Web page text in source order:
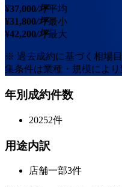
¥37,000/坪平均
¥31,800/坪最小
¥42,200/坪最大
※ 過去成約に基づく相場
集条件は業種・規模によ
年別成約件数
20252件
用途内訳
店舗一部3件